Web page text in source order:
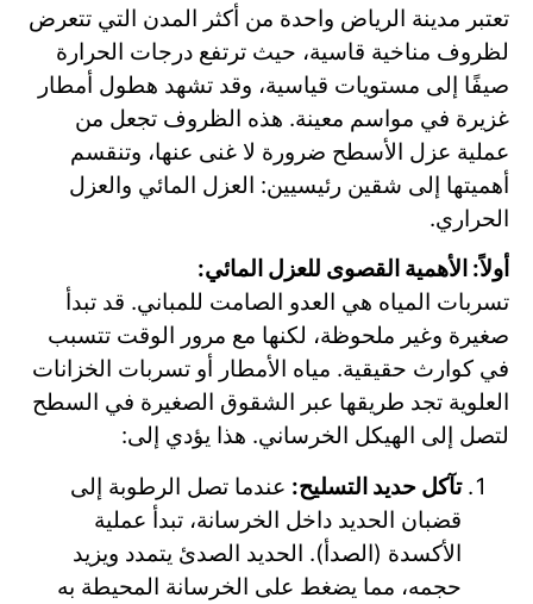
تعتبر مدينة الرياض واحدة من أكثر المدن التي تتعرض
لظروف مناخية قاسية، حيث ترتفع درجات الحرارة
صيفًا إلى مستويات قياسية، وقد تشهد هطول أمطار
غزيرة في مواسم معينة. هذه الظروف تجعل من
عملية عزل الأسطح ضرورة لا غنى عنها، وتنقسم
أهميتها إلى شقين رئيسيين: العزل المائي والعزل
الحراري.
أولاً: الأهمية القصوى للعزل المائي:
تسربات المياه هي العدو الصامت للمباني. قد تبدأ
صغيرة وغير ملحوظة، لكنها مع مرور الوقت تتسبب
في كوارث حقيقية. مياه الأمطار أو تسربات الخزانات
العلوية تجد طريقها عبر الشقوق الصغيرة في السطح
لتصل إلى الهيكل الخرساني. هذا يؤدي إلى:
تآكل حديد التسليح: عندما تصل الرطوبة إلى
قضبان الحديد داخل الخرسانة، تبدأ عملية
الأكسدة (الصدأ). الحديد الصدئ يتمدد ويزيد
حجمه، مما يضغط على الخرسانة المحيطة به